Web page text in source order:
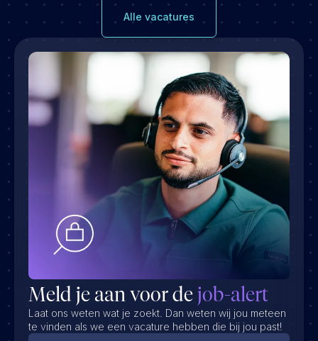
Alle vacatures
Meld je aan voor dejob-alert
Laat ons weten wat je zoekt. Dan weten wij jou meteen
te vinden als we een vacature hebben die bij jou past!